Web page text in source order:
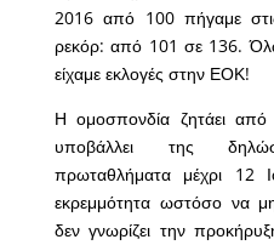
2016 από 100 πήγαμε
ρεκόρ: από 101 σε 136.
είχαμε εκλογές στην ΕΟΚ!
Η ομοσπονδία ζητάει
υποβάλλει της
πρωταθλήματα μέχρι 12
εκρεμμότητα ωστόσο να μην
δεν γνωρίζει την